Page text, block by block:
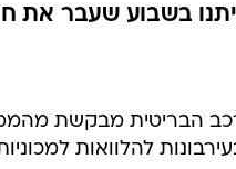
בשבוע שעבר את
הבריטית מבקשת
להלוואות